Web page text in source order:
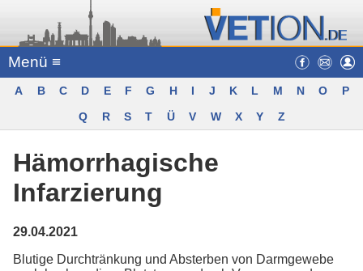
Menü ≡
A B C D E F G H I J K L M N O
P
Q
R S T Ü V W X Y Z
Hämorrhagische
Infarzierung
29.04.2021
Blutige Durchtränkung und Absterben von Darmgewebe